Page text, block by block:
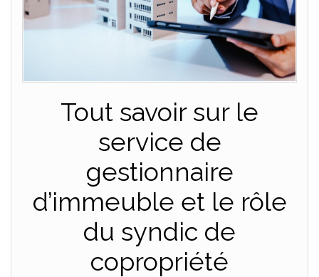
Tout savoir sur le
service de
gestionnaire
d’immeuble et le rôle
du syndic de
copropriété